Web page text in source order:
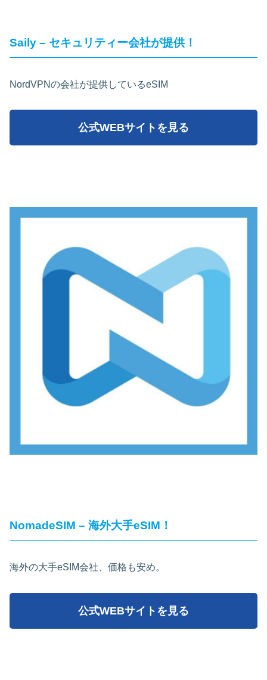
Saily – セキュリティー会社が提供！
NordVPNの会社が提供しているeSIM
公式WEBサイトを見る
NomadeSIM – 海外大手eSIM！
海外の大手eSIM会社、価格も安め。
公式WEBサイトを見る